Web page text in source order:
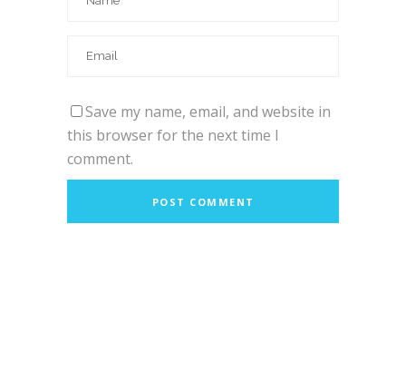
Save my name, email, and website in
this browser for the next time I
comment.